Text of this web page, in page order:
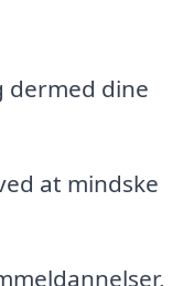
dermed dine
at mindske